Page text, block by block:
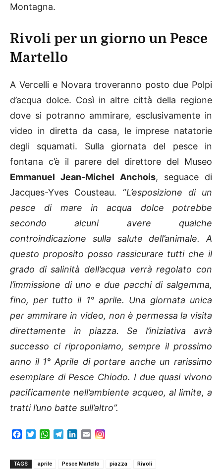
Montagna.
Rivoli per un giorno un Pesce
Martello
A Vercelli e Novara troveranno posto due Polpi
d’acqua dolce. Così in altre città della regione
dove si potranno ammirare, esclusivamente in
video in diretta da casa, le imprese natatorie
degli squamati. Sulla giornata del pesce in
fontana c’è il parere del direttore del Museo
Emmanuel Jean-Michel Anchois, seguace di
Jacques-Yves Cousteau. “L’esposizione di un
pesce di mare in acqua dolce potrebbe
secondo alcuni avere qualche
controindicazione sulla salute dell’animale. A
questo proposito posso rassicurare tutti che il
grado di salinità dell’acqua verrà regolato con
l’immissione di uno e due pacchi di salgemma,
fino, per tutto il 1° aprile. Una giornata unica
per ammirare in video, non è permessa la visita
direttamente in piazza. Se l’iniziativa avrà
successo ci riproponiamo, sempre il prossimo
anno il 1° Aprile di portare anche un rarissimo
esemplare di Pesce Chiodo. I due quasi vivono
pacificamente nell’ambiente acqueo, al limite, a
tratti l’uno batte sull’altro”.
e
t
W
t
e
k
E
i
TAGS aprile Pesce Martello piazza Rivoli